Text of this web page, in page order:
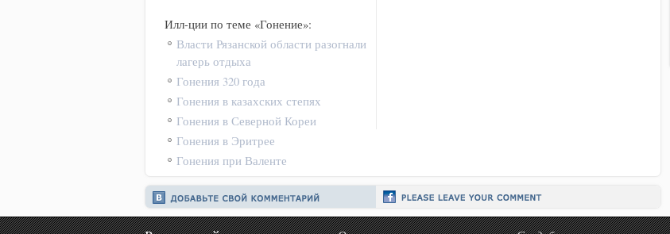
Илл-ции по теме «Гонение»:
Власти Рязанской области разогнали
лагерь отдыха
Гонения 320 года
Гонения в казахских степях
Гонения в Северной Кореи
Гонения в Эритрее
Гонения при Валенте